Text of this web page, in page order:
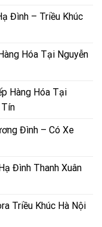
Đình – Triều Khúc
Hóa Tại Nguyễn
Hàng Hóa Tại
Tín
Đình – Có Xe
Đình Thanh Xuân
Triều Khúc Hà Nội